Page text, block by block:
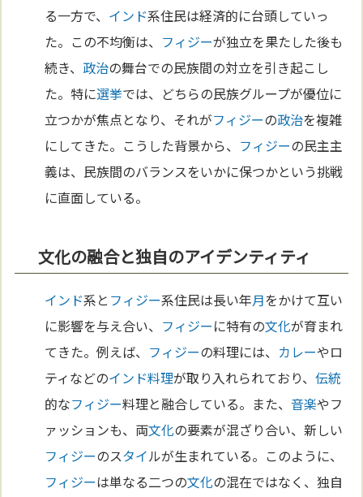
る一方で、 インド系住民は経済的に台頭していっ
た。この不均衡は、 フィジーが独立を果たした後も
続き、 政治の舞台での民族間の対立を引き起こし
た。特に選挙では、どちらの民族グループが優位に
立つかが焦点となり、それがフィジーの政治を複雑
にしてきた。こうした背景から、 フィジーの民主主
義は、民族間のバランスをいかに保つかという挑戦
に直面している。
文化の融合と独自のアイデンティティ
インド系と フィジー系住民は長い年月をかけて互い
に影響を与え合い、 フィジーに特有の文化が育まれ
てきた。例えば、 フィジーの料理には、 カレーやロ
ティなどのインド料理が取り入れられており、伝統
的なフィジー料理と融合している。また、音楽やフ
ァッションも、両文化の要素が混ざり合い、新しい
フィジーのスタイルが生まれている。このように、
フィジーは単なる二つの文化の混在ではなく、独自